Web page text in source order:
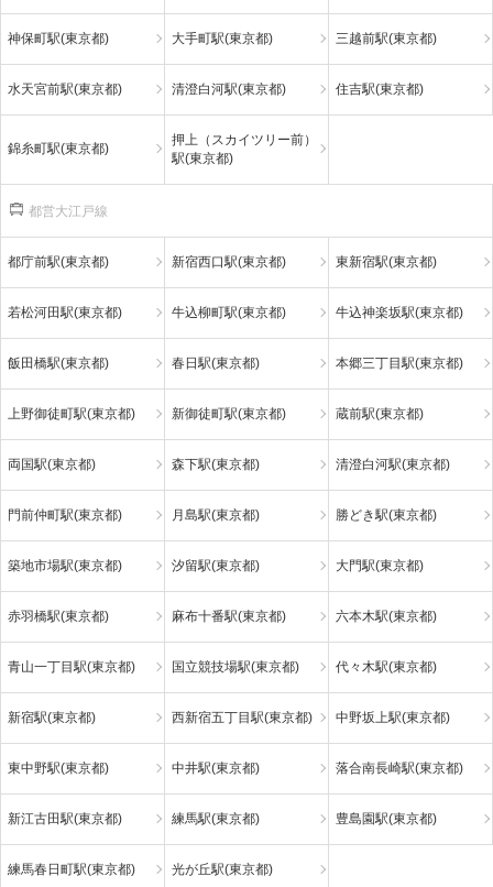
神保町駅(東京都) 大手町駅(東京都) 三越前駅(東京都)
水天宮前駅(東京都) 清澄白河駅(東京都) 住吉駅(東京都)
錦糸町駅(東京都)
押上（スカイツリー前）
駅(東京都)
都営大江戸線
都庁前駅(東京都) 新宿西口駅(東京都) 東新宿駅(東京都)
若松河田駅(東京都) 牛込柳町駅(東京都) 牛込神楽坂駅(東京都)
飯田橋駅(東京都) 春日駅(東京都) 本郷三丁目駅(東京都)
上野御徒町駅(東京都) 新御徒町駅(東京都) 蔵前駅(東京都)
両国駅(東京都) 森下駅(東京都) 清澄白河駅(東京都)
門前仲町駅(東京都) 月島駅(東京都) 勝どき駅(東京都)
築地市場駅(東京都) 汐留駅(東京都) 大門駅(東京都)
赤羽橋駅(東京都) 麻布十番駅(東京都) 六本木駅(東京都)
青山一丁目駅(東京都) 国立競技場駅(東京都) 代々木駅(東京都)
新宿駅(東京都) 西新宿五丁目駅(東京都) 中野坂上駅(東京都)
東中野駅(東京都) 中井駅(東京都) 落合南長崎駅(東京都)
新江古田駅(東京都) 練馬駅(東京都) 豊島園駅(東京都)
練馬春日町駅(東京都) 光が丘駅(東京都)